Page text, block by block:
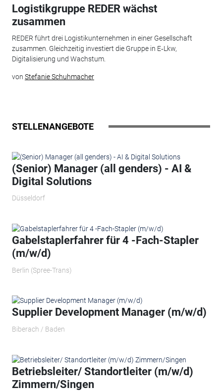
Logistikgruppe REDER wächst
zusammen
REDER führt drei Logistikunternehmen in einer Gesellschaft
zusammen. Gleichzeitig investiert die Gruppe in E‑Lkw,
Digitalisierung und Wachstum.
von Stefanie Schuhmacher
STELLENANGEBOTE
(Senior) Manager (all genders) - AI &
Digital Solutions
Düsseldorf
Gabelstaplerfahrer für 4 -Fach-Stapler
(m/w/d)
Berlin (Spree-Trans)
Supplier Development Manager (m/w/d)
Biberach / Baden
Betriebsleiter/ Standortleiter (m/w/d)
Zimmern/Singen